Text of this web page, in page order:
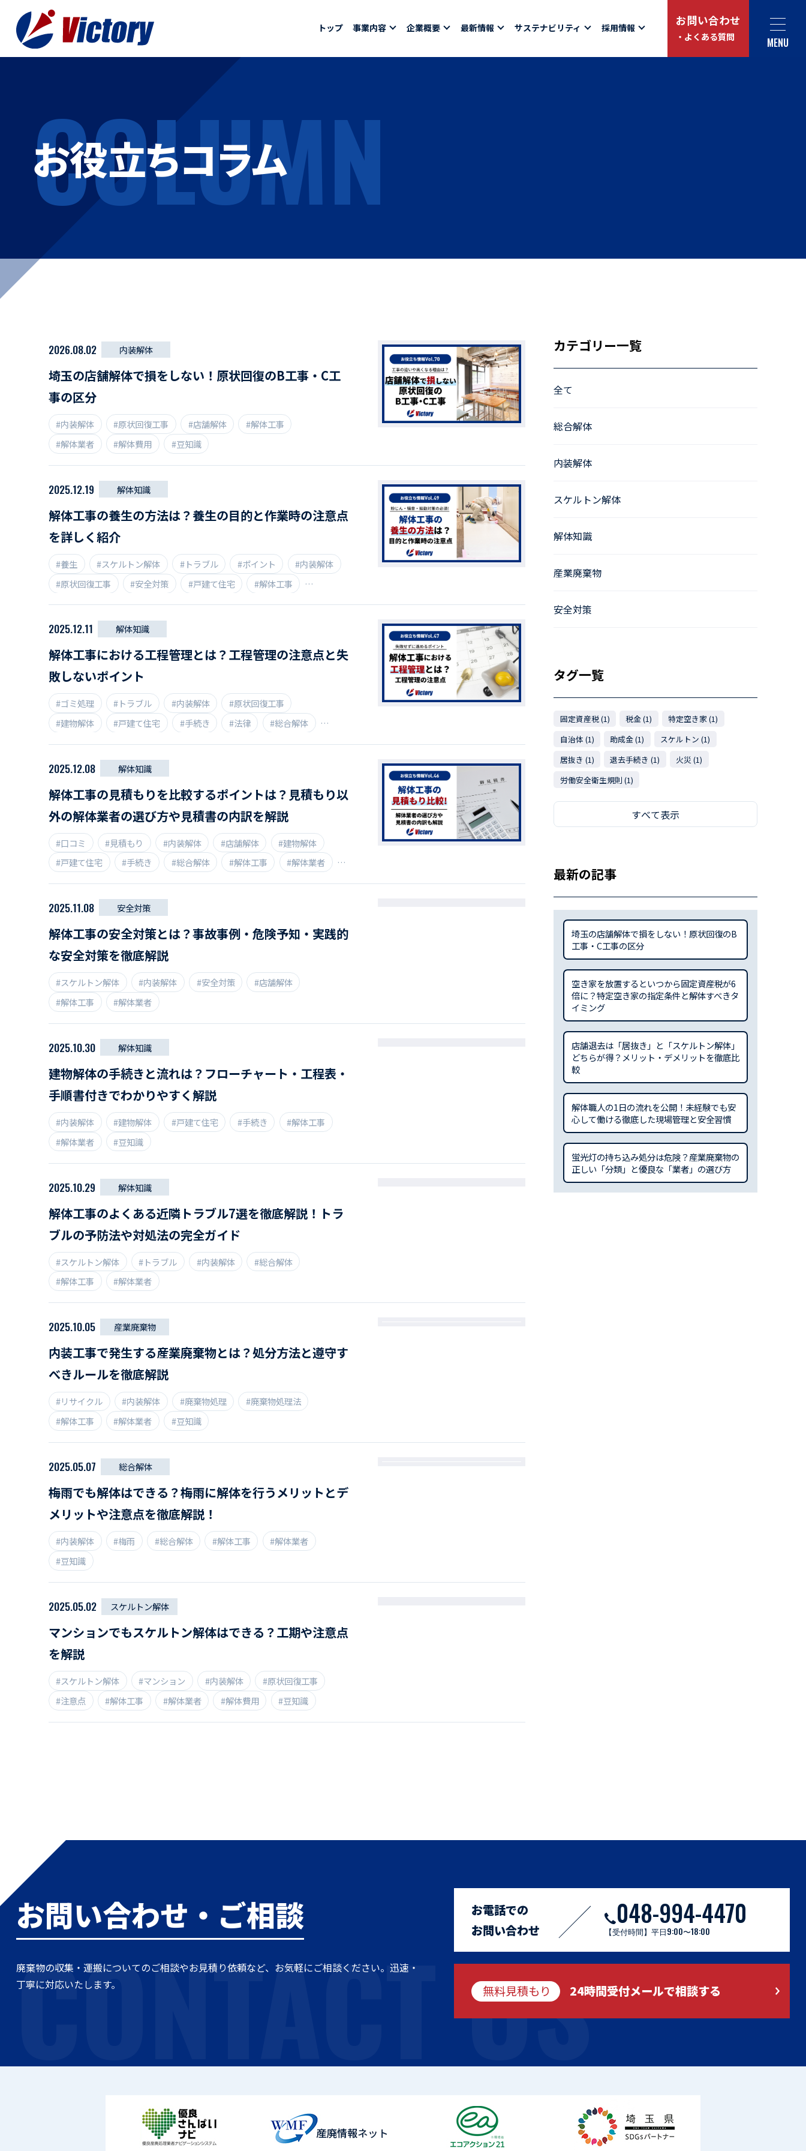
MENU
トップ 事業内容 企業概要 最新情報 サステナビリティ 採用情報
お問い合わせ
・よくある質問
事業紹介
総合解体 / 解体事業
産業廃棄物収集/ 運搬
企業概要
活動レポート
お役立ちコラム
プライバシーポリシー
お役立ちコラム
COLUMN
2026.08.02 内装解体
埼玉の店舗解体で損をしない！原状回復のB工事・C工
事の区分
#内装解体 #原状回復工事 #店舗解体
#解体工事
#解体業者
#解体費用 #豆知識
2025.12.19 解体知識
解体工事の養生の方法は？養生の目的と作業時の注意点
を詳しく紹介
#養生 #スケルトン解体 #トラブル #ポイント
#内装解体
#原状回復工事
#安全対策 #戸建て住宅
#解体工事
#解体業者
#近隣住民 #防音対策
2025.12.11 解体知識
解体工事における工程管理とは？工程管理の注意点と失
敗しないポイント
#ゴミ処理 #トラブル #内装解体
#原状回復工事
#建物解体
#戸建て住宅 #手続き #法律
#総合解体
#解体工事
#解体業者 #豆知識 #近隣住民
2025.12.08 解体知識
解体工事の見積もりを比較するポイントは？見積もり以
外の解体業者の選び方や見積書の内訳を解説
#口コミ #見積もり #内装解体 #店舗解体
#建物解体
#戸建て住宅
#手続き #総合解体 #解体工事
#解体業者
#費用相場
2025.11.08 安全対策
解体工事の安全対策とは？事故事例・危険予知・実践的
な安全対策を徹底解説
#スケルトン解体 #内装解体 #安全対策
#店舗解体
#解体工事
#解体業者
2025.10.30 解体知識
建物解体の手続きと流れは？フローチャート・工程表・
手順書付きでわかりやすく解説
#内装解体 #建物解体 #戸建て住宅 #手続き
#解体工事
#解体業者
#豆知識
2025.10.29 解体知識
解体工事のよくある近隣トラブル7選を徹底解説！トラ
ブルの予防法や対処法の完全ガイド
#スケルトン解体 #トラブル #内装解体
#総合解体
#解体工事
#解体業者
2025.10.05 産業廃棄物
内装工事で発生する産業廃棄物とは？処分方法と遵守す
べきルールを徹底解説
#リサイクル #内装解体 #廃棄物処理
#廃棄物処理法
#解体工事
#解体業者 #豆知識
2025.05.07 総合解体
梅雨でも解体はできる？梅雨に解体を行うメリットとデ
メリットや注意点を徹底解説！
#内装解体 #梅雨 #総合解体 #解体工事
#解体業者
#豆知識
2025.05.02 スケルトン解体
マンションでもスケルトン解体はできる？工期や注意点
を解説
#スケルトン解体 #マンション #内装解体
#原状回復工事
#注意点
#解体工事 #解体業者 #解体費用 #豆知識
カテゴリー一覧
全て
総合解体
内装解体
スケルトン解体
解体知識
産業廃棄物
安全対策
タグ一覧
固定資産税 (1) 税金 (1)
特定空き家 (1)
自治体 (1)
助成金 (1)
スケルトン (1)
居抜き (1)
退去手続き (1)
火災 (1)
労働安全衛生規則 (1)
すべて表示
最新の記事
埼玉の店舗解体で損をしない！原状回復のB
工事・C工事の区分
空き家を放置するといつから固定資産税が6
倍に？特定空き家の指定条件と解体すべきタ
イミング
店舗退去は「居抜き」と「スケルトン解体」
どちらが得？メリット・デメリットを徹底比
較
解体職人の1日の流れを公開！未経験でも安
心して働ける徹底した現場管理と安全習慣
蛍光灯の持ち込み処分は危険？産業廃棄物の
正しい「分類」と優良な「業者」の選び方
お問い合わせ・ご相談
廃棄物の収集・運搬についてのご相談やお見積り依頼など、お気軽にご相談ください。迅速・
丁寧に対応いたします。
CONTACT US
お電話での
お問い合わせ
048-994-4470
【受付時間】平日9:00〜18:00
無料見積もり 24時間受付メールで相談する